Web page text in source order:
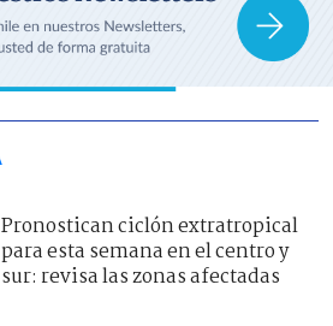
Pronostican ciclón extratropical
para esta semana en el centro y
sur: revisa las zonas afectadas